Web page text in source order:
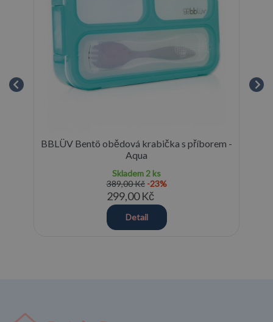
BBLÜV Bentö obědová krabička s příborem -
Aqua
Skladem 2 ks
389,00 Kč -23%
299,00 Kč
Detail